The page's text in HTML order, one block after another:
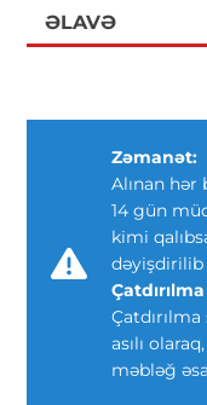
ƏLAVƏ
Zəmanət:
Alınan
14 gün
kimi
dəyişdirilib
asılı
məbləğ